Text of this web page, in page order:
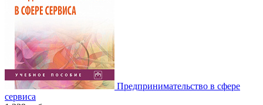
Предпринимательство в сфере
сервиса